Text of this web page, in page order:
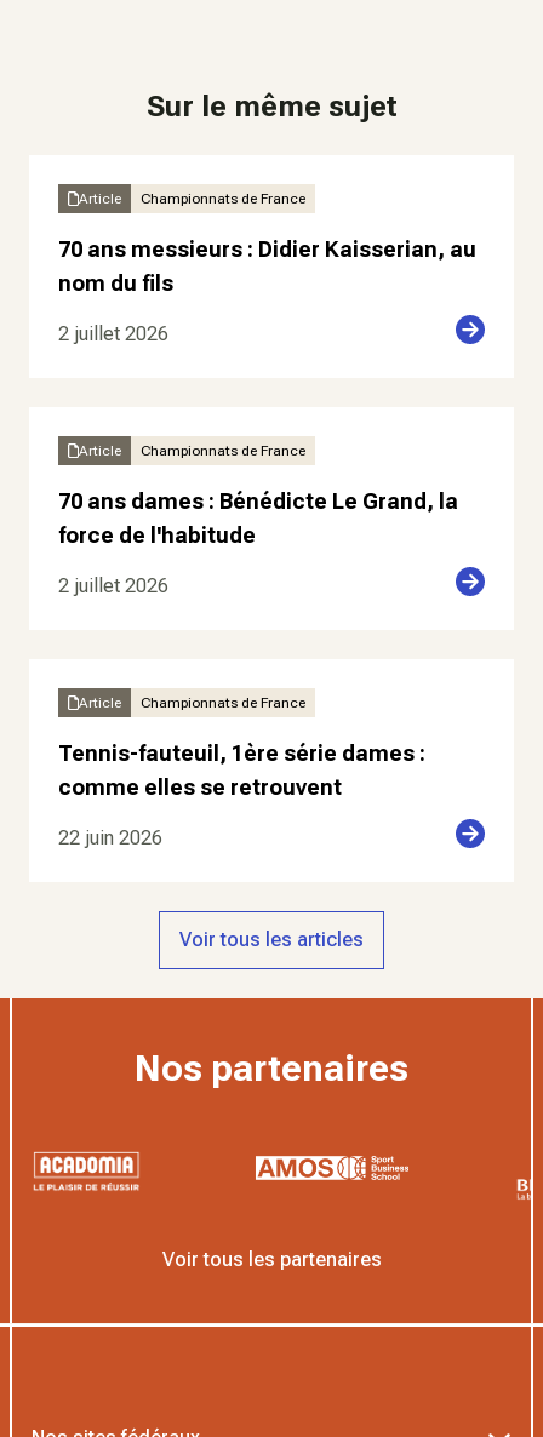
Sur le même sujet
Article Championnats de France
70 ans messieurs : Didier Kaisserian, au
nom du fils
2 juillet 2026
Article Championnats de France
70 ans dames : Bénédicte Le Grand, la
force de l'habitude
2 juillet 2026
Article Championnats de France
Tennis-fauteuil, 1ère série dames :
comme elles se retrouvent
22 juin 2026
Voir tous les articles
Nos partenaires
Voir tous les partenaires